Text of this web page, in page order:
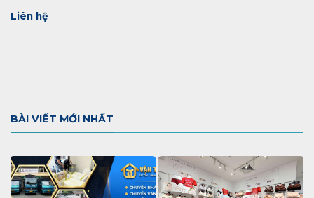
Liên hệ
BÀI VIẾT MỚI NHẤT